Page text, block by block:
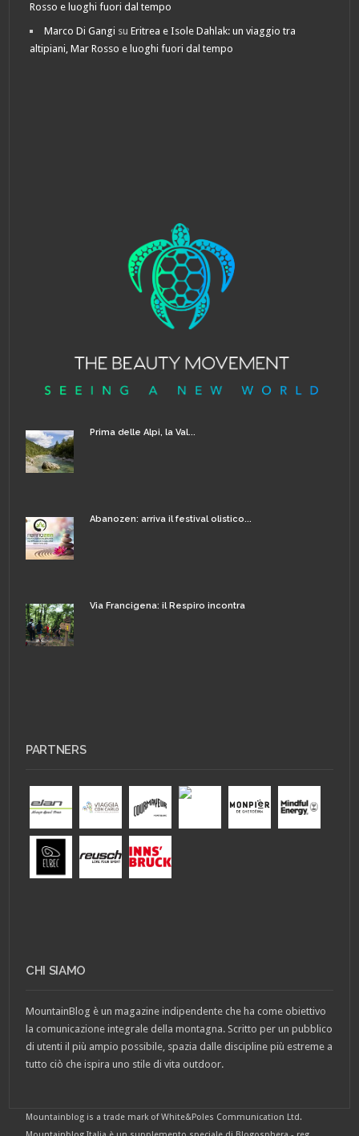
Rosso e luoghi fuori dal tempo
Marco Di Gangi suEritrea e Isole Dahlak: un viaggio tra
altipiani, Mar Rosso e luoghi fuori dal tempo
Prima delle Alpi, la Val...
Abanozen: arriva il festival olistico...
Via Francigena: il Respiro incontra
PARTNERS
CHI SIAMO
MountainBlog è un magazine indipendente che ha come obiettivo
la comunicazione integrale della montagna. Scritto per un pubblico
di utenti il più ampio possibile, spazia dalle discipline più estreme a
tutto ciò che ispira uno stile di vita outdoor.
Mountainblog is a trade mark of White&Poles Communication Ltd.